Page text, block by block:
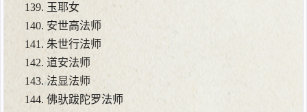
139. 玉耶女
140. 安世高法师
141. 朱世行法师
142. 道安法师
143. 法显法师
144. 佛驮跋陀罗法师